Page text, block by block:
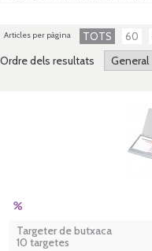
Articles per pàgina TOTS 60
Ordre dels resultats
Targeter de butxaca
10 targetes